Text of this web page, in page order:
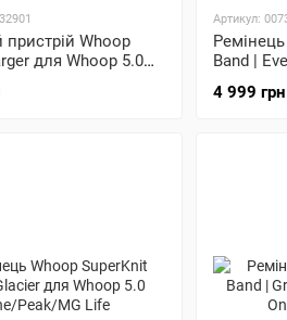
Whoop
для Whoop 5.0
Артикул:
Band |
4 999 грн